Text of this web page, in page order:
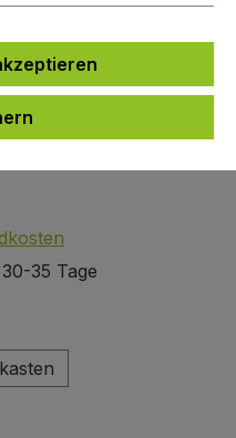
35 Tage